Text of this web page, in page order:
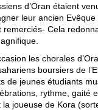
d’Oran étaient
leur ancien Evêque
remerciés- Cela
les chorales
boursiers de
de jeunes étudiants
rythme, gaité
joueuse de Kora